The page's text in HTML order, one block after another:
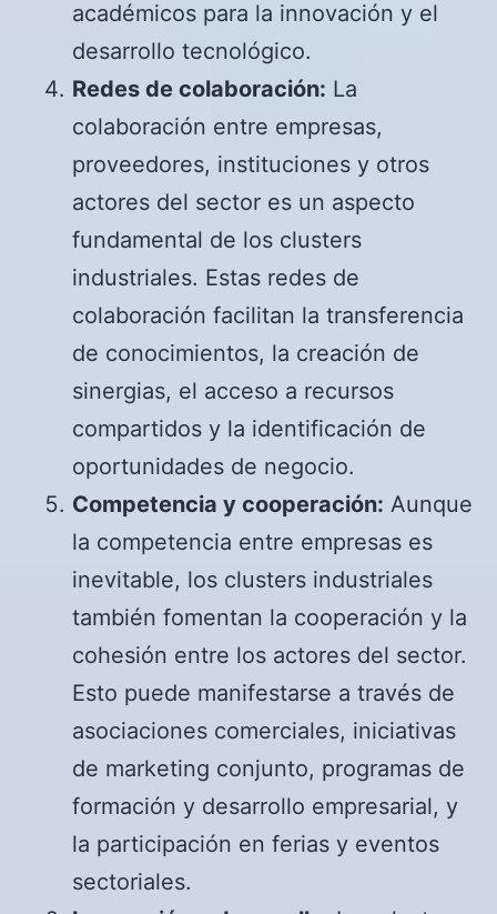
académicos para la innovación y el
desarrollo tecnológico.
Redes de colaboración: La
colaboración entre empresas,
proveedores, instituciones y otros
actores del sector es un aspecto
fundamental de los clusters
industriales. Estas redes de
colaboración facilitan la transferencia
de conocimientos, la creación de
sinergias, el acceso a recursos
compartidos y la identificación de
oportunidades de negocio.
Competencia y cooperación: Aunque
la competencia entre empresas es
inevitable, los clusters industriales
también fomentan la cooperación y la
cohesión entre los actores del sector.
Esto puede manifestarse a través de
asociaciones comerciales, iniciativas
de marketing conjunto, programas de
formación y desarrollo empresarial, y
la participación en ferias y eventos
sectoriales.